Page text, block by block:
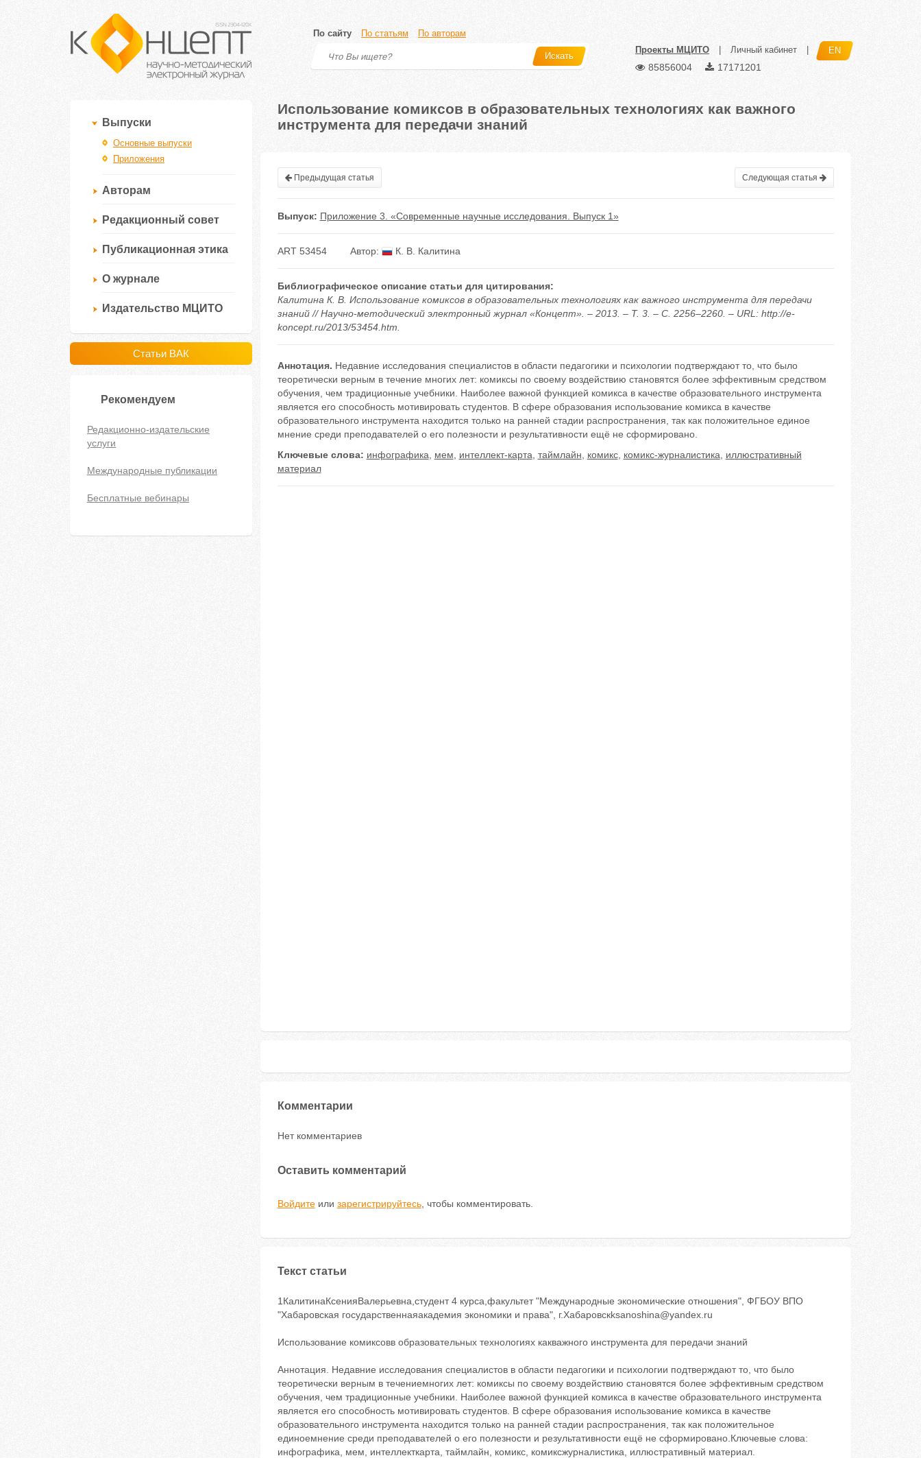
По сайту По статьям По авторам
Искать
Проекты МЦИТО Личный кабинет EN
85856004 17171201
Выпуски
Основные выпуски
Приложения
Авторам
Редакционный совет
Публикационная этика
О журнале
Издательство МЦИТО
Статьи ВАК
Рекомендуем
Редакционно-издательские
услуги
Международные публикации
Бесплатные вебинары
Использование комиксов в образовательных технологиях как важного
инструмента для передачи знаний
Предыдущая статья Следующая статья
Выпуск: Приложение 3. «Современные научные исследования. Выпуск 1»
ART 53454 Автор: К. В. Калитина
Библиографическое описание статьи для цитирования:
Калитина К. В. Использование комиксов в образовательных технологиях как важного инструмента для передачи
знаний // Научно-методический электронный журнал «Концепт». – 2013. – Т. 3. – С. 2256–2260. – URL: http://e-
koncept.ru/2013/53454.htm.
Аннотация. Недавние исследования специалистов в области педагогики и психологии подтверждают то, что было
теоретически верным в течение многих лет: комиксы по своему воздействию становятся более эффективным средством
обучения, чем традиционные учебники. Наиболее важной функцией комикса в качестве образовательного инструмента
является его способность мотивировать студентов. В сфере образования использование комикса в качестве
образовательного инструмента находится только на ранней стадии распространения, так как положительное единое
мнение среди преподавателей о его полезности и результативности ещё не сформировано.
Ключевые слова: инфографика мем интеллект-карта таймлайн комикс, комикс-журналистика
иллюстративный
материал
Комментарии
Нет комментариев
Оставить комментарий
Войдитеили зарегистрируйтесь, чтобы комментировать.
Текст статьи
1КалитинаКсенияВалерьевна,студент 4 курса,факультет "Международные экономические отношения", ФГБОУ ВПО
"Хабаровская государственнаяакадемия экономики и права", г.Хабаровскksanoshina@yandex.ru
Использование комиксовв образовательных технологиях какважного инструмента для передачи знаний
Аннотация. Недавние исследования специалистов в области педагогики и психологии подтверждают то, что было
теоретически верным в течениемногих лет: комиксы по своему воздействию становятся более эффективным средством
обучения, чем традиционные учебники. Наиболее важной функцией комикса в качестве образовательного инструмента
является его способность мотивировать студентов. В сфере образования использование комикса в качестве
образовательного инструмента находится только на ранней стадии распространения, так как положительное
единоемнение среди преподавателей о его полезности и результативности ещё не сформировано.Ключевые слова:
инфографика, мем, интеллекткарта, таймлайн, комикс, комиксжурналистика, иллюстративный материал.